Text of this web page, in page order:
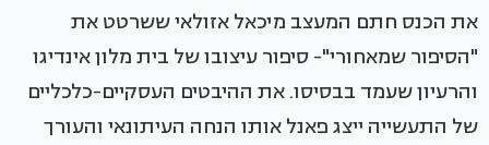
את הכנס חתם המעצב מיכאל אזולאי ששרטט את
"הסיפור שמאחורי"- סיפור עיצובו של בית מלון אינדיגו
והרעיון שעמד בבסיסו. את ההיבטים העסקיים-כלכליים
של התעשייה ייצג פאנל אותו הנחה העיתונאי והעורך